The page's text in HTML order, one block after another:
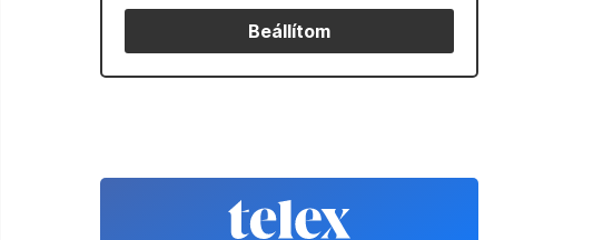
Beállítom